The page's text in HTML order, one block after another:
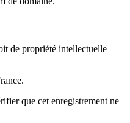
de propriété intellectuelle
que cet enregistrement ne